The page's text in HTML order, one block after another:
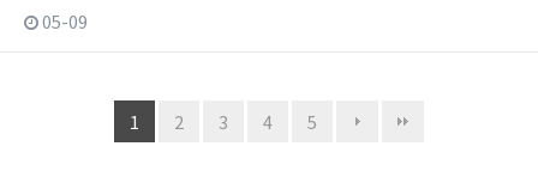
05-09
1 2 3 4 5